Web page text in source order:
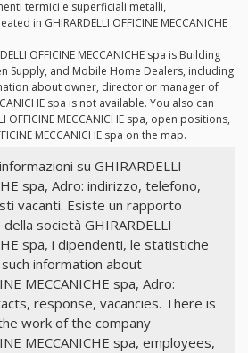
termici e superficiali metalli,
in GHIRARDELLI OFFICINE MECCANICHE
OFFICINE MECCANICHE spa is Building
Supply, and Mobile Home Dealers, including
about owner, director or manager of
spa is not available. You also can
OFFICINE MECCANICHE spa, open positions,
MECCANICHE spa on the map.
su GHIRARDELLI
spa, Adro: indirizzo, telefono,
vacanti. Esiste un rapporto
società GHIRARDELLI
spa, i dipendenti, le statistiche
information about
MECCANICHE spa, Adro:
response, vacancies. There is
work of the company
MECCANICHE spa, employees,